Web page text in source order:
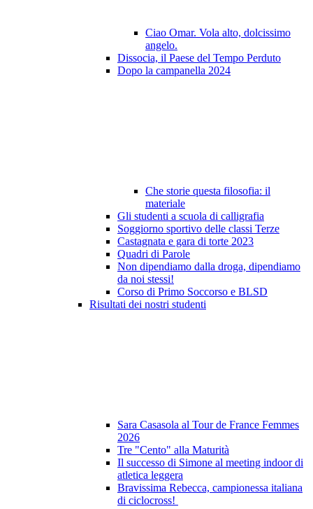
Ciao Omar. Vola alto, dolcissimo
angelo.
Dissocia, il Paese del Tempo Perduto
Dopo la campanella 2024
Che storie questa filosofia: il
materiale
Gli studenti a scuola di calligrafia
Soggiorno sportivo delle classi Terze
Castagnata e gara di torte 2023
Quadri di Parole
Non dipendiamo dalla droga, dipendiamo
da noi stessi!
Corso di Primo Soccorso e BLSD
Risultati dei nostri studenti
Sara Casasola al Tour de France Femmes
2026
Tre "Cento" alla Maturità
Il successo di Simone al meeting indoor di
atletica leggera
Bravissima Rebecca, campionessa italiana
di ciclocross!